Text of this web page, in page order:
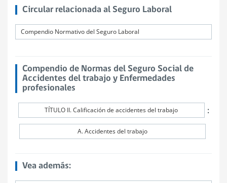
Circular relacionada al Seguro Laboral
Compendio Normativo del Seguro Laboral
Compendio de Normas del Seguro Social de
Accidentes del trabajo y Enfermedades
profesionales
TÍTULO II. Calificación de accidentes del trabajo :
A. Accidentes del trabajo
Vea además: